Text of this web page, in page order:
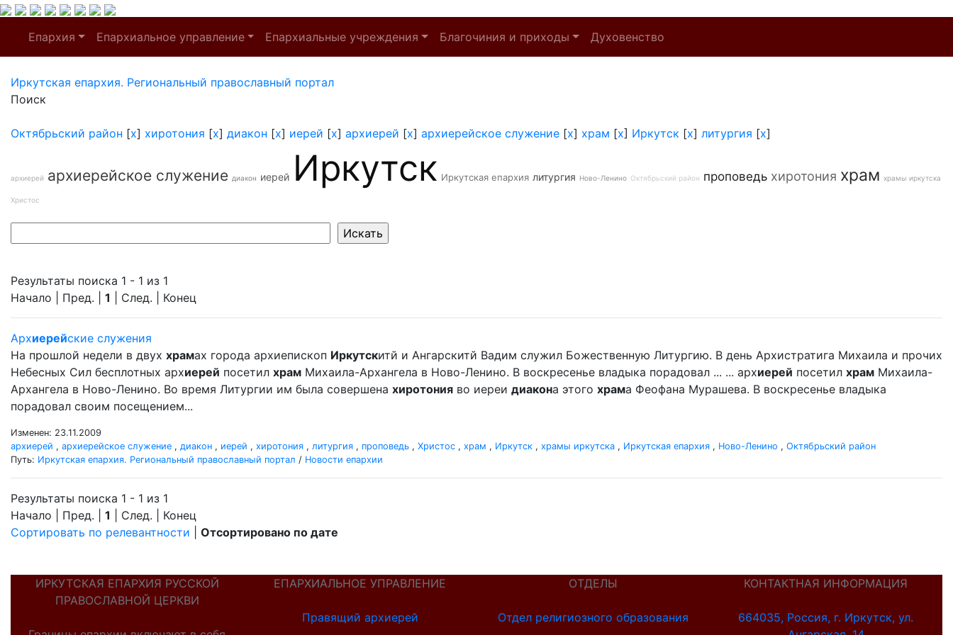
Епархия Епархиальное управление Епархиальные учреждения Благочиния и приходы Духовенство
Иркутская епархия. Региональный православный портал
Поиск
Октябрьский район [x] хиротония [x] диакон [x] иерей [x] архиерей [x] архиерейское служение [x] храм [x] Иркутск [x] литургия [x]
архиерей архиерейское служение диакон иерей Иркутск Иркутская епархия литургия Ново-Ленино Октябрьский район проповедь хиротония храм храмы иркутска
Христос
Результаты поиска 1 - 1 из 1
Начало | Пред. | 1 | След. | Конец
Архиерейские служения
На прошлой недели в двух храмах города архиепископ Иркутскитй и Ангарскитй Вадим служил Божественную Литургию. В день Архистратига Михаила и прочих
Небесных Сил бесплотных архиерей посетил храм Михаила-Архангела в Ново-Ленино. В воскресенье владыка порадовал ... ... архиерей посетил храм Михаила-
Архангела в Ново-Ленино. Во время Литургии им была совершена хиротония во иереи диакона этого храма Феофана Мурашева. В воскресенье владыка
порадовал своим посещением...
Изменен: 23.11.2009
архиерей , архиерейское служение , диакон , иерей , хиротония , литургия , проповедь , Христос , храм , Иркутск , храмы иркутска , Иркутская епархия , Ново-Ленино , Октябрьский район
Путь: Иркутская епархия. Региональный православный портал / Новости епархии
Результаты поиска 1 - 1 из 1
Начало | Пред. | 1 | След. | Конец
Сортировать по релевантности
Отсортировано по дате
ИРКУТСКАЯ ЕПАРХИЯ РУССКОЙ
ПРАВОСЛАВНОЙ ЦЕРКВИ
ЕПАРХИАЛЬНОЕ УПРАВЛЕНИЕ
Правящий архиерей
ОТДЕЛЫ
Отдел религиозного образования
КОНТАКТНАЯ ИНФОРМАЦИЯ
664035, Россия, г. Иркутск, ул.